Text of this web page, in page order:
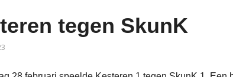
tegen SkunK